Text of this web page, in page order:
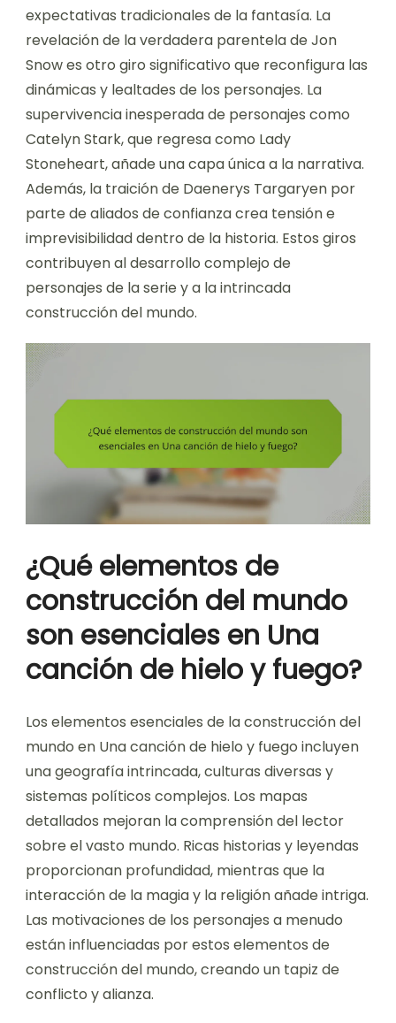
expectativas tradicionales de la fantasía. La
revelación de la verdadera parentela de Jon
Snow es otro giro significativo que reconfigura las
dinámicas y lealtades de los personajes. La
supervivencia inesperada de personajes como
Catelyn Stark, que regresa como Lady
Stoneheart, añade una capa única a la narrativa.
Además, la traición de Daenerys Targaryen por
parte de aliados de confianza crea tensión e
imprevisibilidad dentro de la historia. Estos giros
contribuyen al desarrollo complejo de
personajes de la serie y a la intrincada
construcción del mundo.
¿Qué elementos de
construcción del mundo
son esenciales en Una
canción de hielo y fuego?
Los elementos esenciales de la construcción del
mundo en Una canción de hielo y fuego incluyen
una geografía intrincada, culturas diversas y
sistemas políticos complejos. Los mapas
detallados mejoran la comprensión del lector
sobre el vasto mundo. Ricas historias y leyendas
proporcionan profundidad, mientras que la
interacción de la magia y la religión añade intriga.
Las motivaciones de los personajes a menudo
están influenciadas por estos elementos de
construcción del mundo, creando un tapiz de
conflicto y alianza.